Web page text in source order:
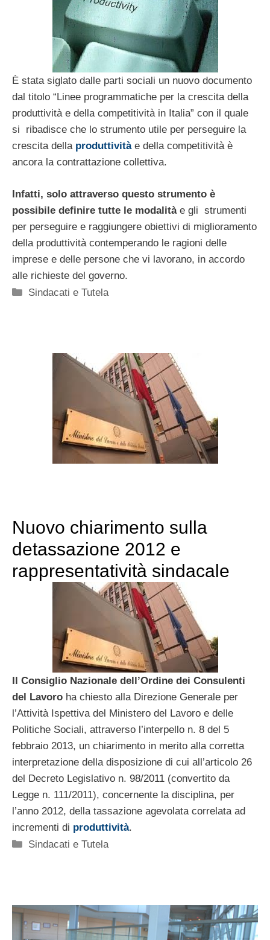
È stata siglato dalle parti sociali un nuovo documento
dal titolo “Linee programmatiche per la crescita della
produttività e della competitività in Italia” con il quale
si ribadisce che lo strumento utile per perseguire la
crescita della produttivitàe della competitività è
ancora la contrattazione collettiva.
Infatti, solo attraverso questo strumento è
possibile definire tutte le modalitàe gli strumenti
per perseguire e raggiungere obiettivi di miglioramento
della produttività contemperando le ragioni delle
imprese e delle persone che vi lavorano, in accordo
alle richieste del governo.
Categorie
Sindacati e Tutela
Nuovo chiarimento sulla
detassazione 2012 e
rappresentatività sindacale
Il Consiglio Nazionale dell’Ordine dei Consulenti
del Lavoro ha chiesto alla Direzione Generale per
l’Attività Ispettiva del Ministero del Lavoro e delle
Politiche Sociali, attraverso l’interpello n. 8 del 5
febbraio 2013, un chiarimento in merito alla corretta
interpretazione della disposizione di cui all’articolo 26
del Decreto Legislativo n. 98/2011 (convertito da
Legge n. 111/2011), concernente la disciplina, per
l’anno 2012, della tassazione agevolata correlata ad
incrementi di produttività.
Categorie
Sindacati e Tutela